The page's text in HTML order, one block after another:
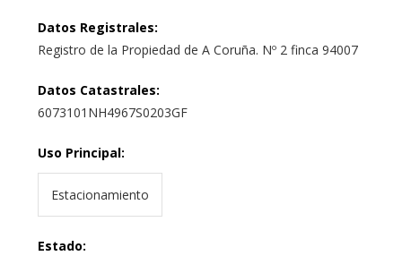
Datos Registrales:
Registro de la Propiedad de A Coruña. Nº 2 finca 94007
Datos Catastrales:
6073101NH4967S0203GF
Uso Principal:
Estacionamiento
Estado: